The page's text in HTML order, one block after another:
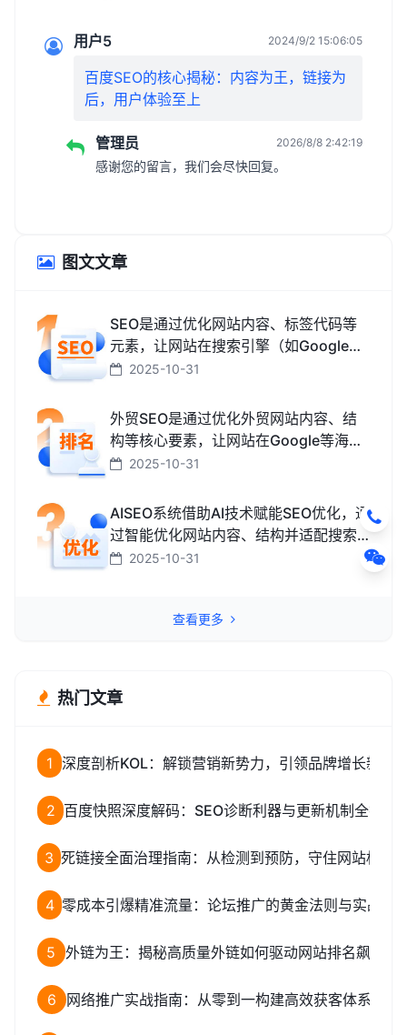
用户5 2024/9/2 15:06:05
百度SEO的核心揭秘：内容为王，链接为
后，用户体验至上
管理员 2026/8/8 2:42:19
感谢您的留言，我们会尽快回复。
图文文章
SEO是通过优化网站内容、标签代码等
元素，让网站在搜索引擎（如Google、
百度、搜狗、必应）中排名更靠前，从
2025-10-31
外贸SEO是通过优化外贸网站内容、结
构等核心要素，让网站在Google等海外
搜索引擎中排名靠前，获取海外精准流
2025-10-31
AISEO系统借助AI技术赋能SEO优化，通
过智能优化网站内容、结构并适配搜索
引擎规则，助力网站快速提升排名，从
2025-10-31
查看更多
热门文章
1 深度剖析KOL：解锁营销新势力，引领品牌增长新路
2 百度快照深度解码：SEO诊断利器与更新机制全揭秘
3 死链接全面治理指南：从检测到预防，守住网站权重
4 零成本引爆精准流量：论坛推广的黄金法则与实战全
5 外链为王：揭秘高质量外链如何驱动网站排名飙升
6 网络推广实战指南：从零到一构建高效获客体系